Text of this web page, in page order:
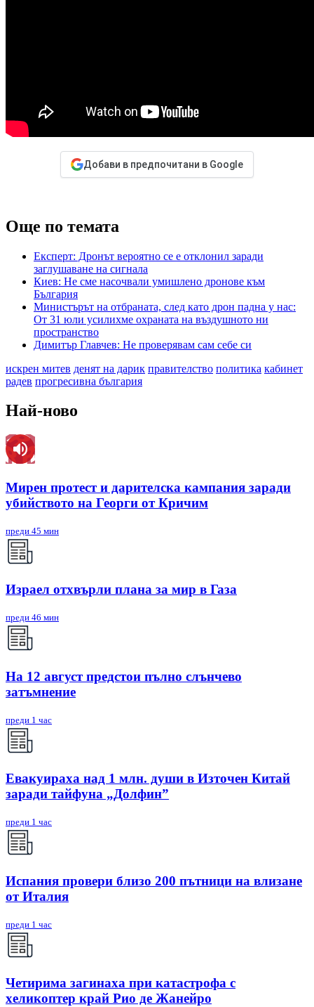
Добави в предпочитани в Google
Още по темата
Експерт: Дронът вероятно се е отклонил заради
заглушаване на сигнала
Киев: Не сме насочвали умишлено дронове към
България
Министърът на отбраната, след като дрон падна у нас:
От 31 юли усилихме охраната на въздушното ни
пространство
Димитър Главчев: Не проверявам сам себе си
искрен митев денят на дарик правителство политика кабинет
радев прогресивна българия
Най-ново
Мирен протест и дарителска кампания заради
убийството на Георги от Кричим
преди 45 мин
Израел отхвърли плана за мир в Газа
преди 46 мин
На 12 август предстои пълно слънчево
затъмнение
преди 1 час
Евакуираха над 1 млн. души в Източен Китай
заради тайфуна „Долфин”
преди 1 час
Испания провери близо 200 пътници на влизане
от Италия
преди 1 час
Четирима загинаха при катастрофа с
хеликоптер край Рио де Жанейро